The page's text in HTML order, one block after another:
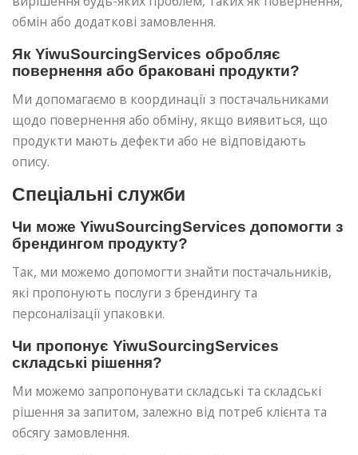
обмін або додаткові замовлення.
Як YiwuSourcingServices обробляє
повернення або браковані продукти?
Ми допомагаємо в координації з постачальниками
щодо повернення або обміну, якщо виявиться, що
продукти мають дефекти або не відповідають
опису.
Спеціальні служби
Чи може YiwuSourcingServices допомогти з
брендингом продукту?
Так, ми можемо допомогти знайти постачальників,
які пропонують послуги з брендингу та
персоналізації упаковки.
Чи пропонує YiwuSourcingServices
складські рішення?
Ми можемо запропонувати складські та складські
рішення за запитом, залежно від потреб клієнта та
обсягу замовлення.